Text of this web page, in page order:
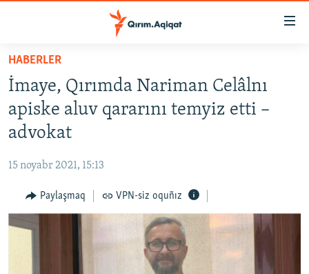
Esas
mündericege
qaytmaq
Baş
navigatsiyağa
qaytmaq
Qıdıruvğa
qaytmaq
SİYASET
İQTİSADİYAT
MEDENİYET
İNSAN AQLARI
VİDEO
HABERLER
İmaye, Qırımda Nariman Celâlnı
apiske aluv qararını temyiz etti –
advokat
15 noyabr 2021, 15:13
Paylaşmaq VPN-siz oquñız